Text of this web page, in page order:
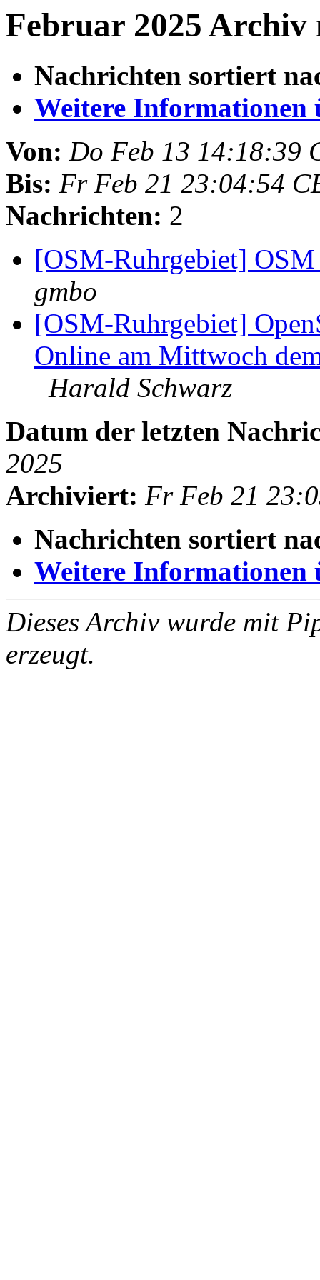
Februar 2025 Archiv
Nachrichten sortiert
Weitere Informationen
Von: Do Feb 13 14:18:39
Bis: Fr Feb 21 23:04:54
Nachrichten: 2
[OSM-Ruhrgebiet]
gmbo
[OSM-Ruhrgebiet]
Online am Mittwoch
Harald Schwarz
Datum der letzten
2025
Archiviert: Fr Feb 21
Nachrichten sortiert
Weitere Informationen
Dieses Archiv wurde mit
erzeugt.